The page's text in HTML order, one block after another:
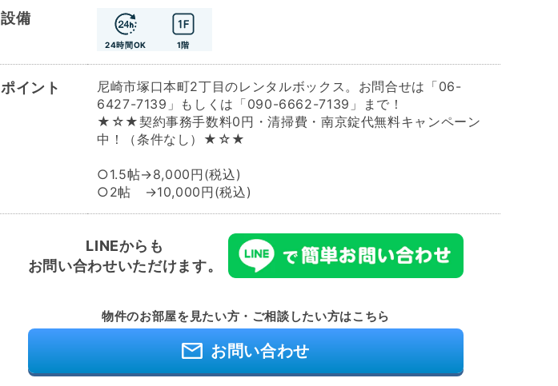
設備
24時間OK 1階
ポイント
尼崎市塚口本町2丁目のレンタルボックス。お問合せは「06-
6427-7139」もしくは「090-6662-7139」まで！
★☆★契約事務手数料0円・清掃費・南京錠代無料キャンペーン
中！（条件なし）★☆★
○1.5帖→8,000円(税込)
○2帖 →10,000円(税込)
LINEからも
お問い合わせいただけます。
物件のお部屋を見たい方・ご相談したい方はこちら
お問い合わせ